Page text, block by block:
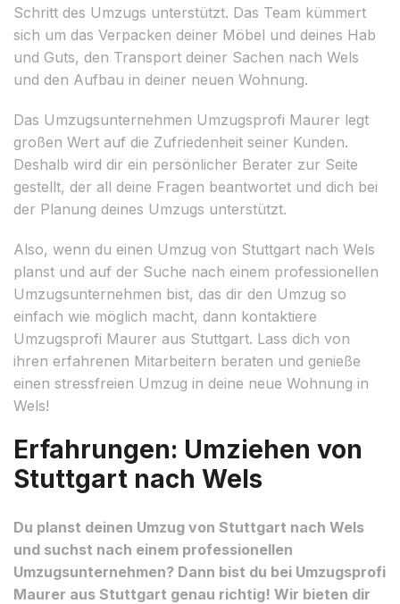
Schritt des Umzugs unterstützt. Das Team kümmert
sich um das Verpacken deiner Möbel und deines Hab
und Guts, den Transport deiner Sachen nach Wels
und den Aufbau in deiner neuen Wohnung.
Das Umzugsunternehmen Umzugsprofi Maurer legt
großen Wert auf die Zufriedenheit seiner Kunden.
Deshalb wird dir ein persönlicher Berater zur Seite
gestellt, der all deine Fragen beantwortet und dich bei
der Planung deines Umzugs unterstützt.
Also, wenn du einen Umzug von Stuttgart nach Wels
planst und auf der Suche nach einem professionellen
Umzugsunternehmen bist, das dir den Umzug so
einfach wie möglich macht, dann kontaktiere
Umzugsprofi Maurer aus Stuttgart. Lass dich von
ihren erfahrenen Mitarbeitern beraten und genieße
einen stressfreien Umzug in deine neue Wohnung in
Wels!
Erfahrungen: Umziehen von
Stuttgart nach Wels
Du planst deinen Umzug von Stuttgart nach Wels
und suchst nach einem professionellen
Umzugsunternehmen? Dann bist du bei Umzugsprofi
Maurer aus Stuttgart genau richtig! Wir bieten dir